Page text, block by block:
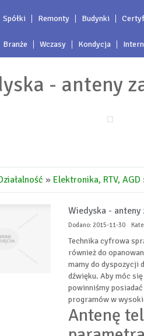
Spółki Remonty Budynki
Branże Wczasy Kondycja
- anteny
» Elektronika, RTV, AGD
Wiedyska -
Dodano: 2015-11-30
Technika cyfrowa
również do
mamy do dyspozycji
dźwięku. Aby móc
powinniśmy
programów w
Antenę